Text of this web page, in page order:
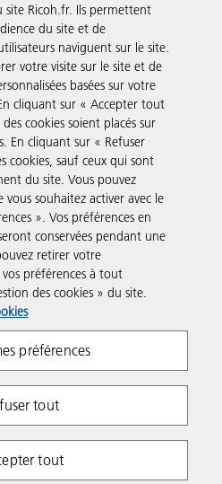
entreprises
Conditions d'utilisation
site Ricoh.fr. Ils permettent
du site et de
naviguent sur le site.
votre visite sur le site et de
basées sur votre
cliquant sur « Accepter tout
cookies soient placés sur
En cliquant sur « Refuser
cookies, sauf ceux qui sont
du site. Vous pouvez
vous souhaitez activer avec le
». Vos préférences en
conservées pendant une
retirer votre
préférences à tout
des cookies » du site.
préférences
tout
tout